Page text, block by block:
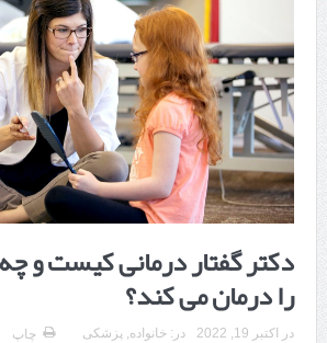
هزینه ایمپلنت دندان در
ایران
محصولات تراست؛ بهترین گزینه برای مراقبت
کلاس تیزهوشان برای چه دانش‌آموزانی
آشنایی با هنر عاج کاری
درمان ترک های پوستی با لیزر در مشهد | لیزر
استریا
دکتر گفتار درمانی کیست و
را درمان می کند؟
در اکتبر 19, 2022 در: خانواده پزشکی چاپ